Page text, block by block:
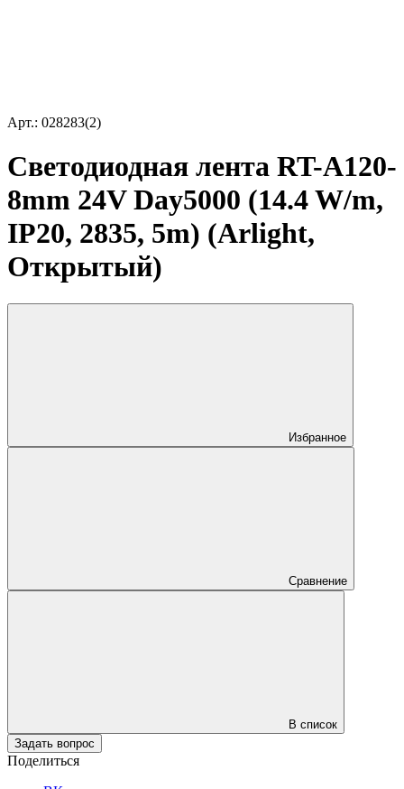
Арт.: 028283(2)
Светодиодная лента RT-A120-
8mm 24V Day5000 (14.4 W/m,
IP20, 2835, 5m) (Arlight,
Открытый)
Избранное
Сравнение
В список
Задать вопрос
Поделиться